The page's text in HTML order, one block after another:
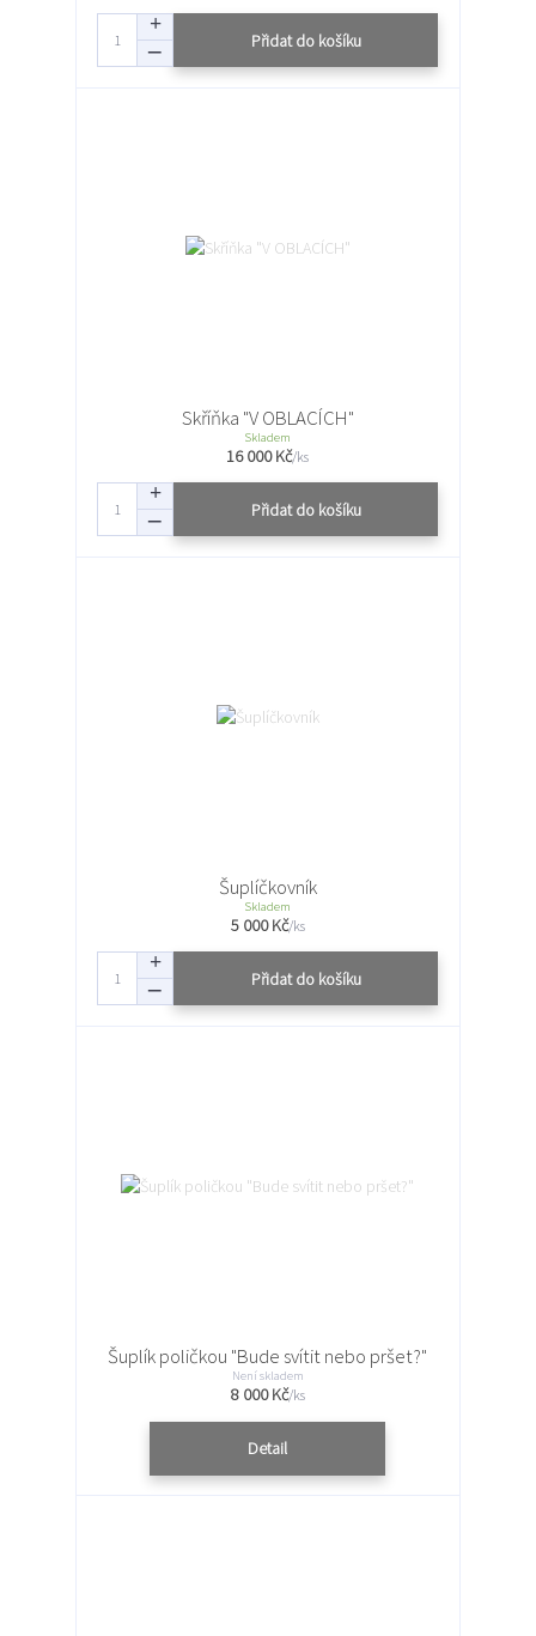
Přidat do košíku
Skříňka "V OBLACÍCH"
16 000 Kč/ks
Skladem
Přidat do košíku
Šuplíčkovník
5 000 Kč/ks
Skladem
Přidat do košíku
Šuplík poličkou "Bude svítit nebo pršet?"
8 000 Kč/ks
Není skladem
Detail